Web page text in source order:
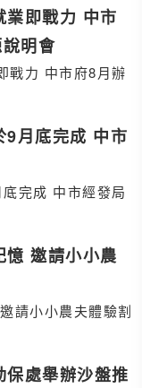
業即戰力 中市
明會
戰力 中市府8月辦
9月底完成 中市
經發局
憶 邀請小小農
請小小農夫體驗割
處舉辦沙盤推